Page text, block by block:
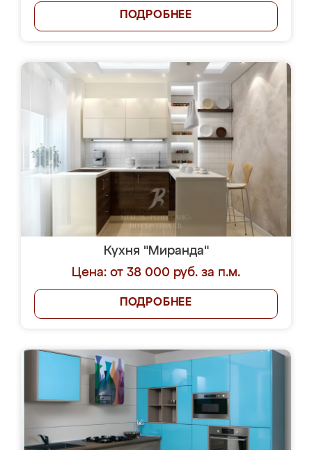
ПОДРОБНЕЕ
Кухня "Миранда"
Цена: от 38 000 руб. за п.м.
ПОДРОБНЕЕ